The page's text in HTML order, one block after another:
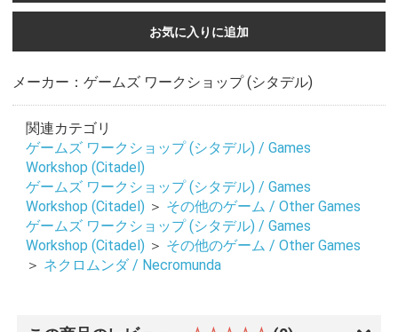
お買い物を続ける カートへ進む
お気に入りに追加
メーカー：ゲームズ ワークショップ (シタデル)
関連カテゴリ
ゲームズ ワークショップ (シタデル) / Games
Workshop (Citadel)
ゲームズ ワークショップ (シタデル) / Games
Workshop (Citadel) ＞ その他のゲーム / Other Games
ゲームズ ワークショップ (シタデル) / Games
Workshop (Citadel) ＞ その他のゲーム / Other Games
＞ ネクロムンダ / Necromunda